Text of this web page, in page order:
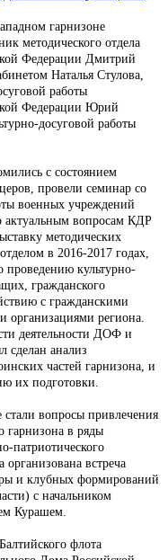
гарнизоне
методического отдела
Федерации Дмитрий
Наталья Стулова,
работы
Федерации Юрий
досуговой работы
с состоянием
провели семинар со
военных учреждений
актуальным вопросам КДР
методических
в 2016-2017 годах,
проведению культурно-
гражданского
с гражданскими
организациями региона.
деятельности ДОФ и
сделан анализ
частей гарнизона, и
их подготовки.
вопросы привлечения
гарнизона в ряды
патриотического
встреча
и клубных формирований
с начальником
Курашем.
флота